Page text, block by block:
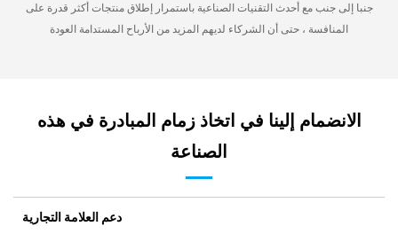
جنبا إلى جنب مع أحدث التقنيات الصناعية باستمرار إطلاق منتجات أكثر قدرة على
المنافسة ، حتى أن الشركاء لديهم المزيد من الأرباح المستدامة العودة
الانضمام إلينا في اتخاذ زمام المبادرة في هذه
الصناعة
دعم العلامة التجارية